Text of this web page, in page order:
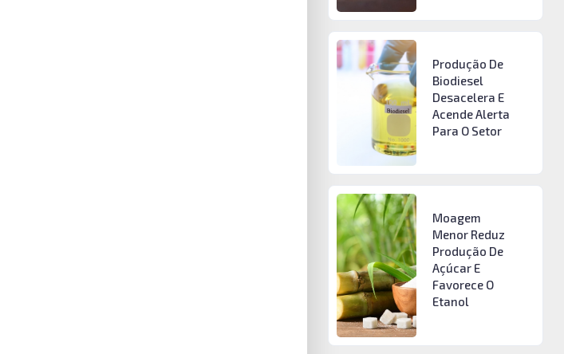
Produção De
Biodiesel
Desacelera E
Acende Alerta
Para O Setor
Moagem
Menor Reduz
Produção De
Açúcar E
Favorece O
Etanol